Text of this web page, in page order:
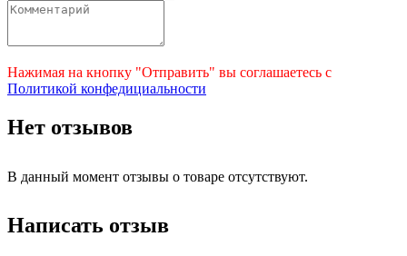
Нажимая на кнопку "Отправить" вы соглашаетесь с
Политикой конфедициальности
Нет отзывов
В данный момент отзывы о товаре отсутствуют.
Написать отзыв